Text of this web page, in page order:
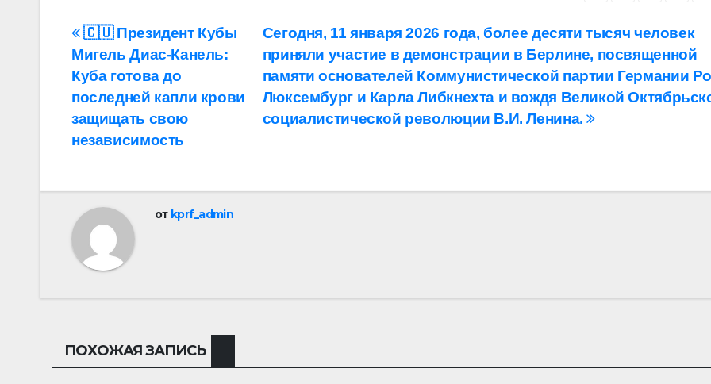
Навигация
по
записям
Сегодня, 11 января 2026 года, более десяти тысяч человек
приняли участие в демонстрации в Берлине, посвященной
памяти основателей Коммунистической партии Германии
Люксембург и Карла Либкнехта и вождя Великой
социалистической революции В.И. Ленина.
🇨🇺 Президент Кубы
Мигель Диас-Канель:
Куба готова до
последней капли крови
защищать свою
независимость
от kprf_admin
ПОХОЖАЯ ЗАПИСЬ